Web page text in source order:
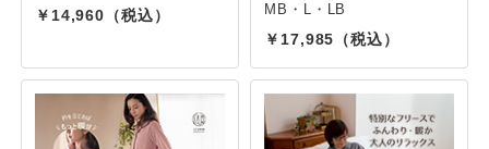
14,960
MB・L・LB
17,985